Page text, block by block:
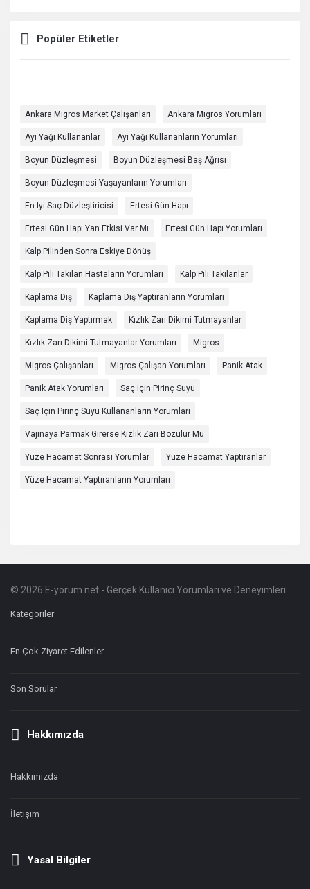
Popüler Etiketler
Ankara Migros Market Çalışanları Ankara Migros Yorumları
Ayı Yağı Kullananlar Ayı Yağı Kullananların Yorumları
Boyun Düzleşmesi Boyun Düzleşmesi Baş Ağrısı
Boyun Düzleşmesi Yaşayanların Yorumları
En Iyi Saç Düzleştiricisi Ertesi Gün Hapı
Ertesi Gün Hapı Yan Etkisi Var Mı Ertesi Gün Hapı Yorumları
Kalp Pilinden Sonra Eskiye Dönüş
Kalp Pili Takılan Hastaların Yorumları Kalp Pili Takılanlar
Kaplama Diş Kaplama Diş Yaptıranların Yorumları
Kaplama Diş Yaptırmak Kızlık Zarı Dikimi Tutmayanlar
Kızlık Zarı Dikimi Tutmayanlar Yorumları Migros
Migros Çalışanları Migros Çalışan Yorumları Panik Atak
Panik Atak Yorumları Saç Için Pirinç Suyu
Saç Için Pirinç Suyu Kullananların Yorumları
Vajinaya Parmak Girerse Kızlık Zarı Bozulur Mu
Yüze Hacamat Sonrası Yorumlar Yüze Hacamat Yaptıranlar
Yüze Hacamat Yaptıranların Yorumları
Footer
Hakkında
© 2026 E-yorum.net - Gerçek Kullanıcı Yorumları ve Deneyimleri
Kategoriler
En Çok Ziyaret Edilenler
Son Sorular
Hakkımızda
Hakkımızda
İletişim
Yasal Bilgiler